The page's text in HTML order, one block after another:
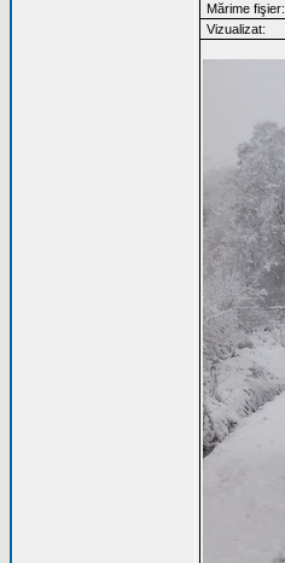
Mărime fişier:
Vizualizat: